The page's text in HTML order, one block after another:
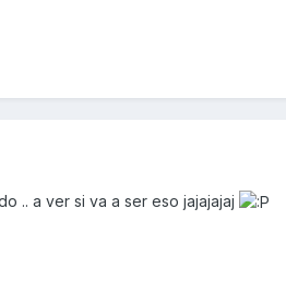
.. a ver si va a ser eso jajajajaj